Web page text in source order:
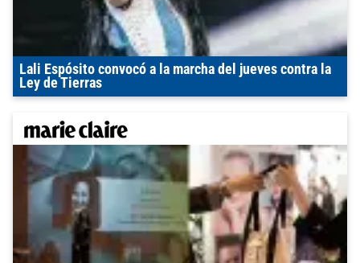
Lali Espósito convocó a la marcha del jueves contra la
Ley de Tierras